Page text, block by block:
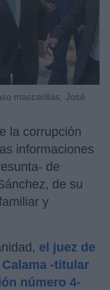
mascarillas, José
la corrupción
informaciones
de
de su
y
el juez de
-titular
número 4-